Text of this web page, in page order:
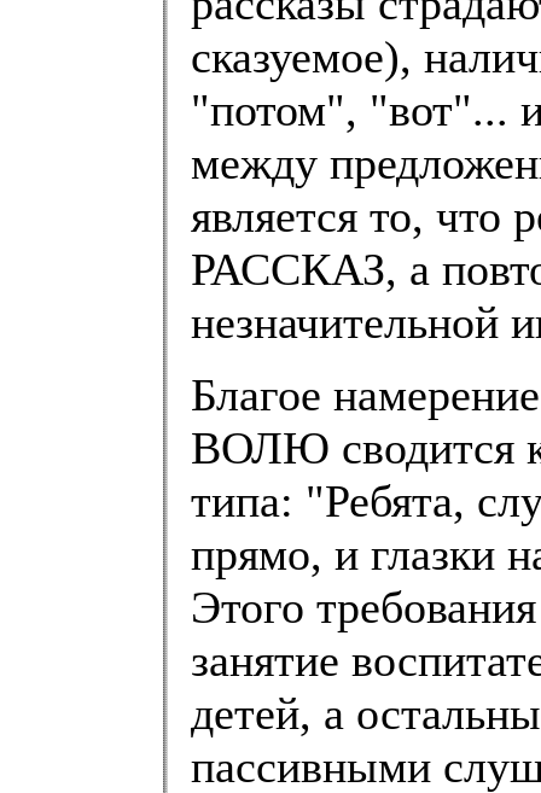
сказуемое),
"потом", "вот"...
между
является то,
РАССКАЗ, а
незначительной
Благое
ВОЛЮ сводится
типа: "Ребята,
прямо, и глазки
Этого
занятие
детей, а
пассивными